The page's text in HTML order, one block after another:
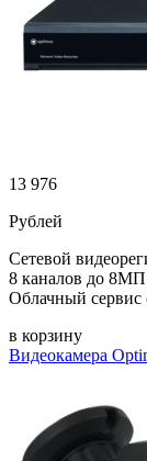
13 976
Рублей
Сетевой
8 каналов до
Облачный
в корзину
Видеокамера